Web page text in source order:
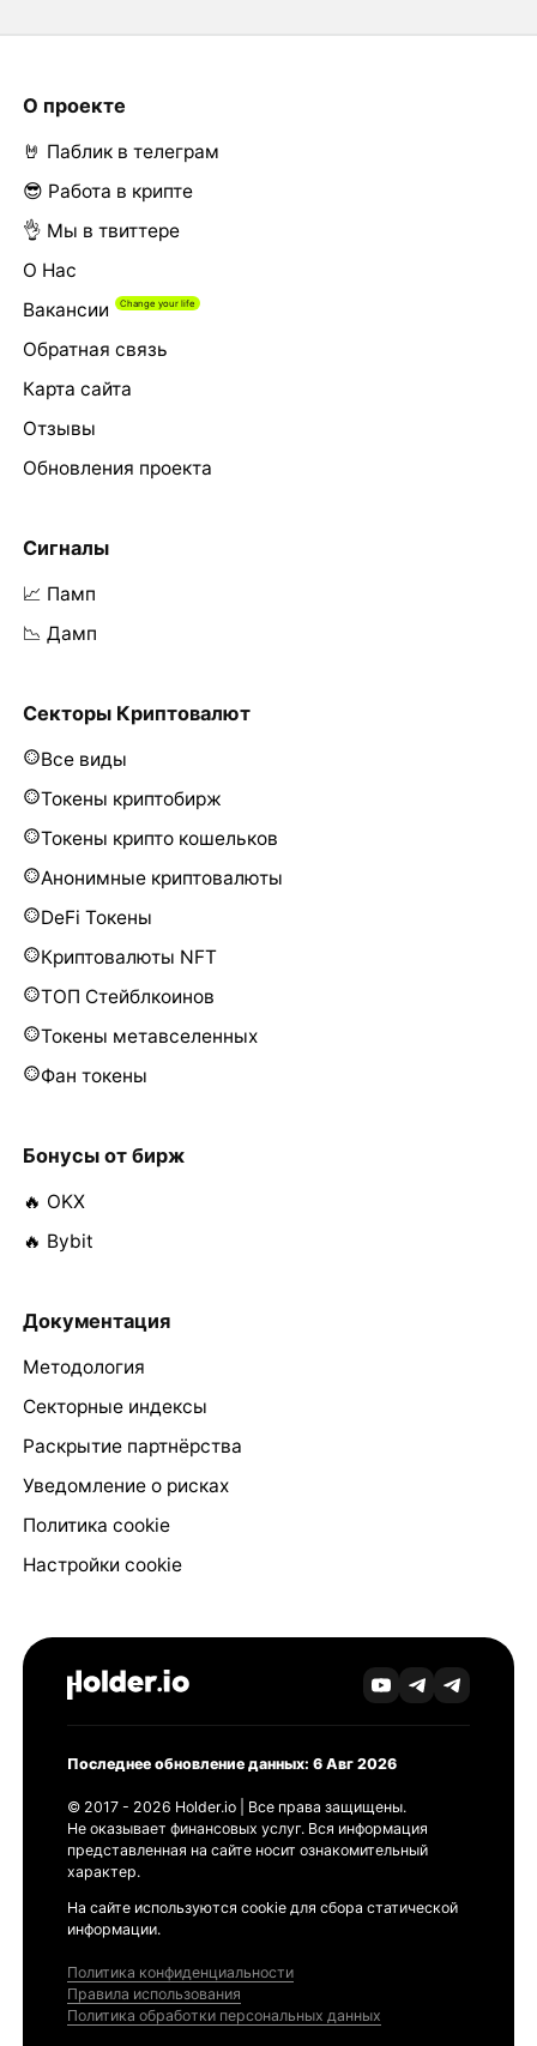
О проекте
🤘 Паблик в телеграм
😎 Работа в крипте
👌 Мы в твиттере
О Нас
Вакансии
Обратная связь
Карта сайта
Отзывы
Обновления проекта
Сигналы
📈 Памп
📉 Дамп
Секторы Криптовалют
Все виды
Токены криптобирж
Токены крипто кошельков
Анонимные криптовалюты
DeFi Токены
Криптовалюты NFT
ТОП Стейблкоинов
Токены метавселенных
Фан токены
Бонусы от бирж
🔥 OKX
🔥 Bybit
Документация
Методология
Секторные индексы
Раскрытие партнёрства
Уведомление о рисках
Политика cookie
Настройки cookie
Последнее обновление данных: 6 Авг 2026
© 2017 - 2026 Holder.io | Все права защищены.
Не оказывает финансовых услуг. Вся информация
представленная на сайте носит ознакомительный
характер.
На сайте используются cookie для сбора статической
информации.
Политика конфиденциальности
Правила использования
Политика обработки персональных данных